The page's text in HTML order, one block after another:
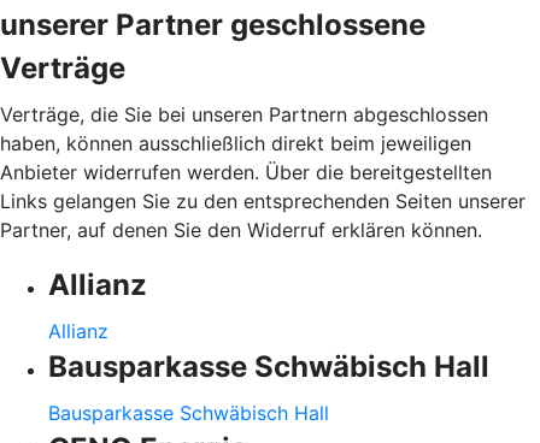
unserer Partner geschlossene
Verträge
Verträge, die Sie bei unseren Partnern abgeschlossen
haben, können ausschließlich direkt beim jeweiligen
Anbieter widerrufen werden. Über die bereitgestellten
Links gelangen Sie zu den entsprechenden Seiten unserer
Partner, auf denen Sie den Widerruf erklären können.
Allianz
Allianz
Bausparkasse Schwäbisch Hall
Bausparkasse Schwäbisch Hall